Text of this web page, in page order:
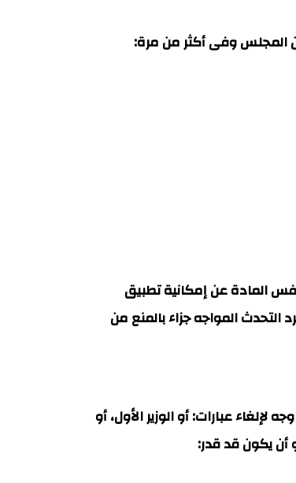
المجلس وفى أكثر من مرة:
المادة عن إمكانية تطبيق
التحدث المواجه جزاء بالمنع من
2019 و2022، 2025 مطابقة للدستور، ومع ذلك وجه لإلغاء عبارات: أو الوزير الأول، أو